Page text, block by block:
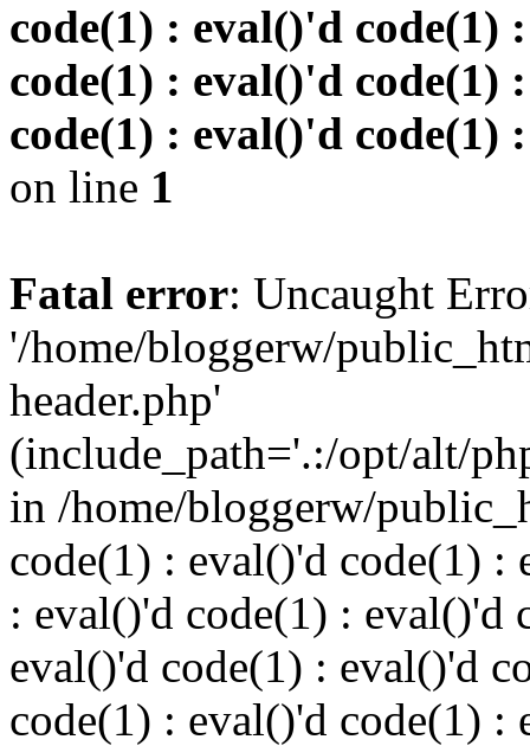
code(1) : eval()'d code(1)
code(1) : eval()'d code(1)
code(1) : eval()'d code(1)
on line 1
Fatal error: Uncaught
'/home/bloggerw/
header.php'
(include_path='.:/opt/alt/
in /home/bloggerw/
code(1) : eval()'d code(1) :
: eval()'d code(1) : eval()'d
eval()'d code(1) : eval()'d
code(1) : eval()'d code(1) :